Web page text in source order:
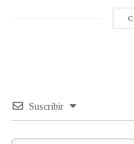
Suscribir